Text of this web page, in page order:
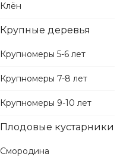
Клён
Крупные деревья
Крупномеры 5-6 лет
Крупномеры 7-8 лет
Крупномеры 9-10 лет
Плодовые кустарники
Смородина